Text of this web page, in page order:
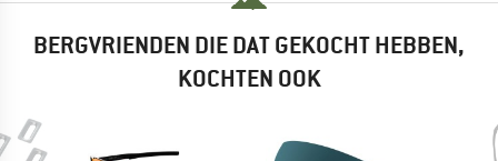
BERGVRIENDEN DIE DAT GEKOCHT HEBBEN,
KOCHTEN OOK